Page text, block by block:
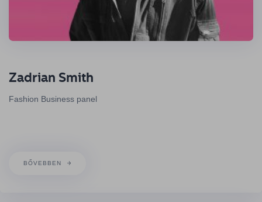
Zadrian Smith
Fashion Business panel
BŐVEBBEN